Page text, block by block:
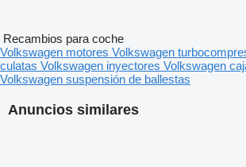
Anuncios similares
Recambios para coche
Volkswagen motores Volkswagen
culatas Volkswagen inyectores Volkswagen
Volkswagen suspensión de ballestas